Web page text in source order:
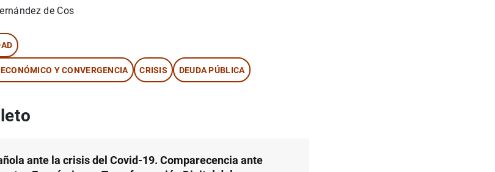
de Cos
Y CONVERGENCIA CRISIS DEUDA PÚBLICA
ante la crisis del Covid-19. Comparecencia ante